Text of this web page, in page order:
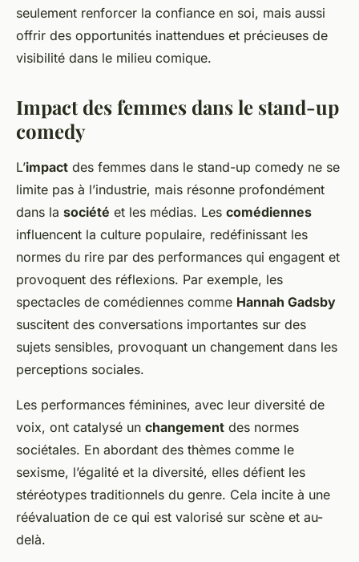
seulement renforcer la confiance en soi, mais aussi
offrir des opportunités inattendues et précieuses de
visibilité dans le milieu comique.
Impact des femmes dans le stand-up
comedy
L’impact des femmes dans le stand-up comedy ne se
limite pas à l’industrie, mais résonne profondément
dans la société et les médias. Les comédiennes
influencent la culture populaire, redéfinissant les
normes du rire par des performances qui engagent et
provoquent des réflexions. Par exemple, les
spectacles de comédiennes comme Hannah Gadsby
suscitent des conversations importantes sur des
sujets sensibles, provoquant un changement dans les
perceptions sociales.
Les performances féminines, avec leur diversité de
voix, ont catalysé un changement des normes
sociétales. En abordant des thèmes comme le
sexisme, l’égalité et la diversité, elles défient les
stéréotypes traditionnels du genre. Cela incite à une
réévaluation de ce qui est valorisé sur scène et au-
delà.